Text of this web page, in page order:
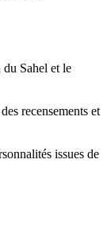
Sahel et le
recensements et
issues de